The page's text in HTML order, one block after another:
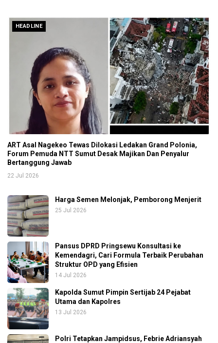
HEADLINE
ART Asal Nagekeo Tewas Dilokasi Ledakan Grand Polonia,
Forum Pemuda NTT Sumut Desak Majikan Dan Penyalur
Bertanggung Jawab
22 Jul 2026
Harga Semen Melonjak, Pemborong Menjerit
25 Jul 2026
Pansus DPRD Pringsewu Konsultasi ke
Kemendagri, Cari Formula Terbaik Perubahan
Struktur OPD yang Efisien
14 Jul 2026
Kapolda Sumut Pimpin Sertijab 24 Pejabat
Utama dan Kapolres
13 Jul 2026
Polri Tetapkan Jampidsus, Febrie Adriansyah